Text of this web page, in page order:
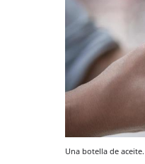
Una botella de aceite.